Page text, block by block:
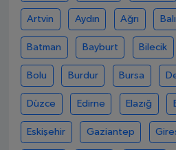
Artvin Aydın Ağrı
Batman Bayburt Bilecik
Bolu Burdur Bursa
Düzce Edirne Elazığ
Eskişehir Gaziantep